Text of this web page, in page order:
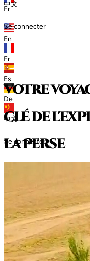
Fr
En
Fr
Es
De
中文
Se connecter
中文
Se connecter
votre
clé de
laPerse